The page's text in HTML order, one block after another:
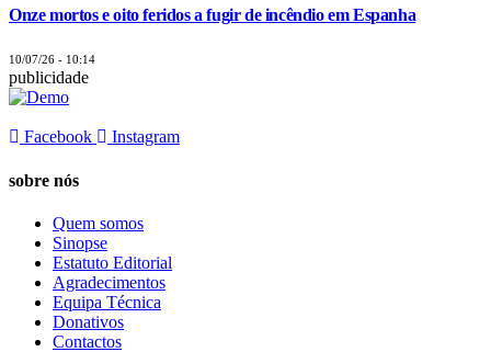
Onze mortos e oito feridos a fugir de incêndio em Espanha
10/07/26 - 10:14
publicidade
Facebook Instagram
sobre nós
Quem somos
Sinopse
Estatuto Editorial
Agradecimentos
Equipa Técnica
Donativos
Contactos